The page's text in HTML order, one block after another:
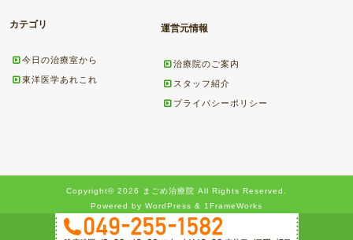
カテゴリ
今日の治療室から
東洋医学あれこれ
運営元情報
治療院のご案内
スタッフ紹介
プライバシーポリシー
Copyright© 2026 まごめ治療院 All Rights Reserved.
Powered by WordPress & 1FrameWorks